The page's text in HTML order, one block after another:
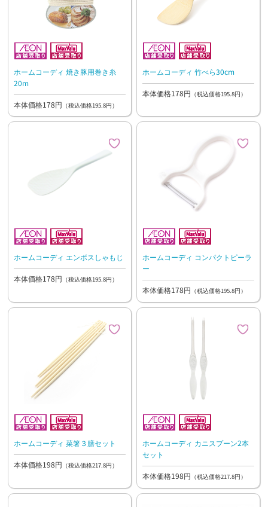
ホームコーディ 焼き豚用巻き糸
20m
本体価格178円 （税込価格195.8円）
ホームコーディ 竹べら30cm
本体価格178円 （税込価格195.8円）
ホームコーディ エンボスしゃもじ
本体価格178円 （税込価格195.8円）
ホームコーディ コンパクトピーラ
ー
本体価格178円 （税込価格195.8円）
ホームコーディ 菜箸３膳セット
本体価格198円 （税込価格217.8円）
ホームコーディ カニスプーン2本
セット
本体価格198円 （税込価格217.8円）